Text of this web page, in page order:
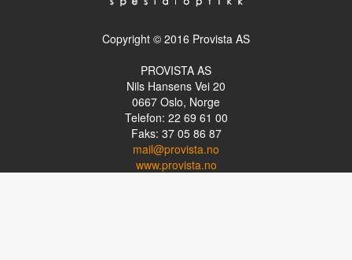
Copyright © 2016 Provista AS
PROVISTA AS
Nils Hansens Vei 20
0667 Oslo, Norge
Telefon: 22 69 61 00
Faks: 37 05 86 87
mail@provista.no
www.provista.no